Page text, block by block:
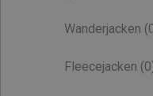
Wanderjacken
Fleecejacken